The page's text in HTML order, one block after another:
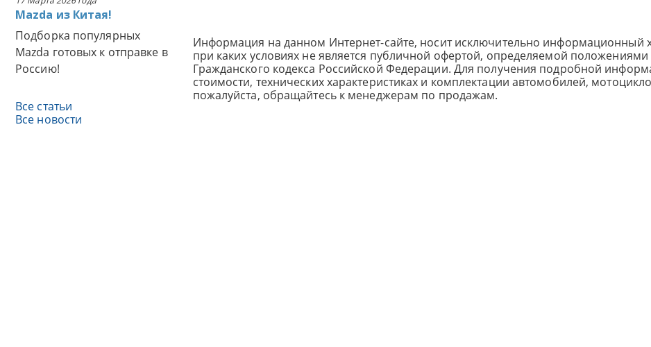
Mazda из Китая!
Подборка популярных
Mazda готовых к отправке в
Россию!
Все статьи
Все новости
Информация на данном Интернет-сайте, носит исключительно информационный
при каких условиях не является публичной офертой, определяемой положениями
Гражданского кодекса Российской Федерации. Для получения подробной
стоимости, технических характеристиках и комплектации автомобилей,
пожалуйста, обращайтесь к менеджерам по продажам.